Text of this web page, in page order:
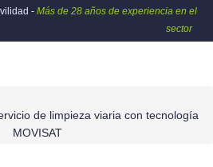
- Más de 28 años de experiencia en el
sector
de limpieza viaria con tecnología
MOVISAT